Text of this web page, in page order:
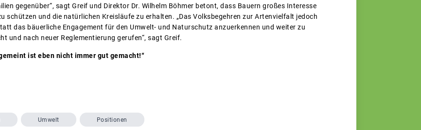
gegenüber“, sagt Greif und Direktor Dr. Wilhelm Böhmer betont, dass Bauern großes Interesse
schützen und die natürlichen Kreisläufe zu erhalten. „Das Volksbegehren zur Artenvielfalt jedoch
das bäuerliche Engagement für den Umwelt- und Naturschutz anzuerkennen und weiter zu
und nach neuer Reglementierung gerufen“, sagt Greif.
ist eben nicht immer gut gemacht!“
Umwelt Positionen